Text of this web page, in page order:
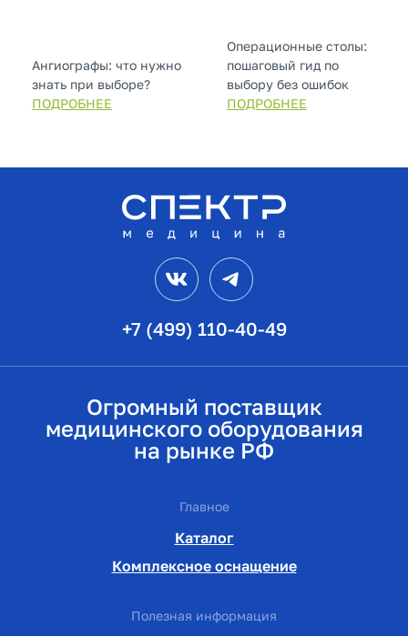
Ангиографы: что нужно
знать при выборе?
ПОДРОБНЕЕ
Операционные столы:
пошаговый гид по
выбору без ошибок
ПОДРОБНЕЕ
+7 (499) 110-40-49
VK
Огромный поставщик
медицинского оборудования
на рынке РФ
Главное
Каталог
Комплексное оснащение
Полезная информация